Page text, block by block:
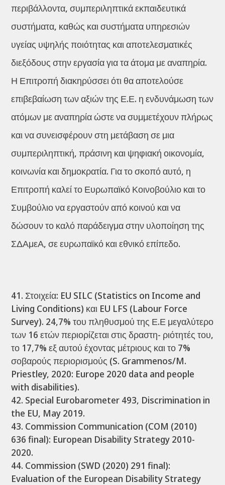
περιβάλλοντα, συμπεριληπτικά εκπαιδευτικά
συστήματα, καθώς και συστήματα υπηρεσιών
υγείας υψηλής ποιότητας και αποτελεσματικές
διεξόδους στην εργασία για τα άτομα με αναπηρία.
Η Επιτροπή διακηρύσσει ότι θα αποτελούσε
επιβεβαίωση των αξιών της Ε.Ε. η ενδυνάμωση των
ατόμων με αναπηρία ώστε να συμμετέχουν πλήρως
και να συνεισφέρουν στη μετάβαση σε μια
συμπεριληπτική, πράσινη και ψηφιακή οικονομία,
κοινωνία και δημοκρατία. Για το σκοπό αυτό, η
Επιτροπή καλεί το Ευρωπαϊκό Κοινοβούλιο και το
Συμβούλιο να εργαστούν από κοινού και να
δώσουν το καλό παράδειγμα στην υλοποίηση της
ΣΔΑμεΑ, σε ευρωπαϊκό και εθνικό επίπεδο.
Στοιχεία: EU SILC (Statistics on Income and
Living Conditions) και EU LFS (Labour Force
Survey). 24,7% του πληθυσμού της Ε.Ε μεγαλύτερο
των 16 ετών περιορίζεται στις δραστη- ριότητές του,
το 17,7% εξ αυτού έχοντας μέτριους και το 7%
σοβαρούς περιορισμούς (S. Grammenos/M.
Priestley, 2020: Europe 2020 data and people
with disabilities).
Special Eurobarometer 493, Discrimination in
the EU, May 2019.
Commission Communication (COM (2010)
636 final): European Disability Strategy 2010-
2020.
Commission (SWD (2020) 291 final):
Evaluation of the European Disability Strategy